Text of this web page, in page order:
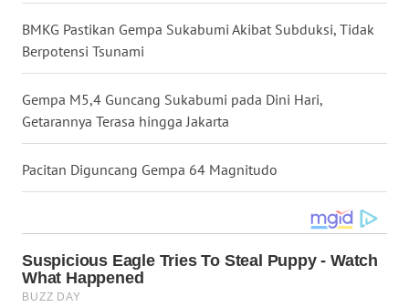
BMKG Pastikan Gempa Sukabumi Akibat Subduksi, Tidak
Berpotensi Tsunami
Gempa M5,4 Guncang Sukabumi pada Dini Hari,
Getarannya Terasa hingga Jakarta
Pacitan Diguncang Gempa 64 Magnitudo
KALBAR
WN
KALTENG
WN
KALTARA
WN
WN
KALTIM